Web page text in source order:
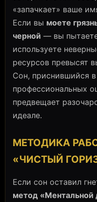
«запачкает» ваше
Если вы моете
черной — вы
используете
ресурсов превысят
Сон, приснившийся в
профессиональных
предвещает
идеале.
МЕТОДИКА
«ЧИСТЫЙ
Если сон оставил
метод «Ментальной